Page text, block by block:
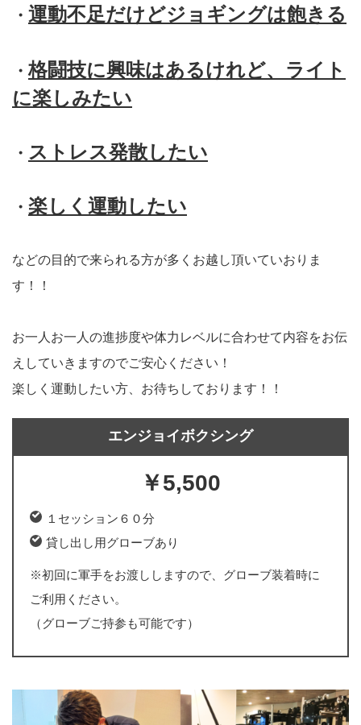
・ 運動不足だけどジョギングは飽きる
・格闘技に興味はあるけれど、ライト
に楽しみたい
・ ストレス発散したい
・ 楽しく運動したい
などの目的で来られる方が多くお越し頂いていおりま
す！！
お一人お一人の進捗度や体力レベルに合わせて内容をお伝
えしていきますのでご安心ください！
楽しく運動したい方、お待ちしております！！
エンジョイボクシング
￥5,500
１セッション６０分
貸し出し用グローブあり
※初回に軍手をお渡ししますので、グローブ装着時に
ご利用ください。
（グローブご持参も可能です）